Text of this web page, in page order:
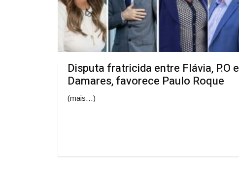
Disputa fratricida entre Flávia, P.O e
Damares, favorece Paulo Roque
(mais…)